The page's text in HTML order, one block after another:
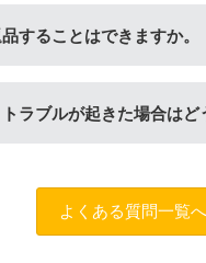
できなくなった場合は
交換してください。
ナー/ドラムに限り、レ
証期間が2年に延長され
2年以内に使い切るよう
することはできますか。
場合であっても対応す
商品の型番などをよくご
、お手数ですが当店までお
ラブルが起きた場合はど
フォーム
ふたつの保証」を設けてお
よくある質問一覧へ